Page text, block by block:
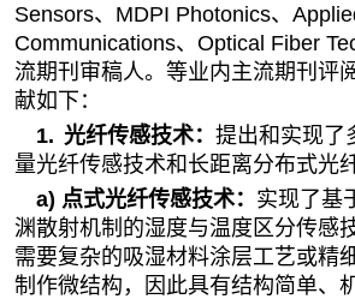
Sensors、 MDPI Photonics、
Communications、 Optical Fiber
流期刊审稿人。等业内主流期刊评
献如下：
1. 光纤传感技术： 提出和实现了
量光纤传感技术和长距离分布式光
a) 点式光纤传感技术： 实现了基
渊散射机制的湿度与温度区分传感
需要复杂的吸湿材料涂层工艺或精
制作微结构，因此具有结构简单、